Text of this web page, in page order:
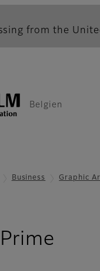
from the
Belgien
Business Graphic